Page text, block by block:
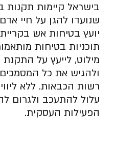
בישראל קיימות תקנות
שנועדו להגן על חיי
יועץ בטיחות אש
תוכניות בטיחות
מילוט, לייעץ על התקנת
ולהגיש את כל
רשות הכבאות. ללא
עלול להתעכב ולגרום
הפעילות העסקית.